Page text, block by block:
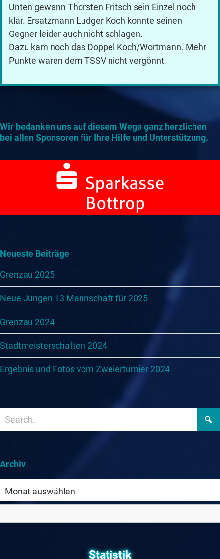
Unten gewann Thorsten Fritsch sein Einzel noch
klar. Ersatzmann Ludger Koch konnte seinen
Gegner leider auch nicht schlagen.
Dazu kam noch das Doppel Koch/Wortmann. Mehr
Punkte waren dem TSSV nicht vergönnt.
Wir bedanken uns auf diesem Wege ganz herzlichen
bei allen Sponsoren für Ihre Hilfe und Unterstützung.
Neueste Beiträge
Grenzau 2025
Neue Jungen 13 Mannschaft für 2025
Grenzau 2024
Stadtmeisterschaften 2024
Ergebnis und Fotos vom Zweierturnier 2024
Archiv
Statistik